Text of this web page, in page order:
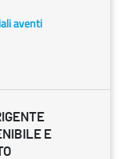
aventi
E